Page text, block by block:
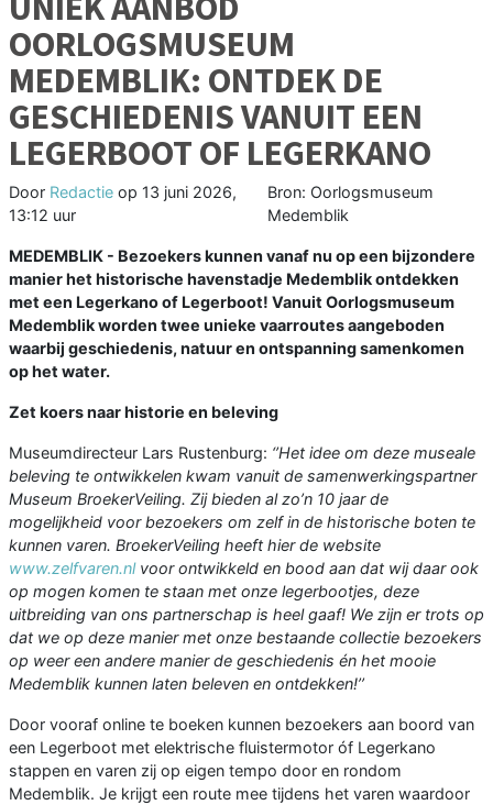
OORLOGSMUSEUM
MEDEMBLIK: ONTDEK DE
GESCHIEDENIS VANUIT EEN
LEGERBOOT OF LEGERKANO
Door Redactie op 13 juni 2026,
13:12 uur
Bron: Oorlogsmuseum
Medemblik
MEDEMBLIK - Bezoekers kunnen vanaf nu op een bijzondere
manier het historische havenstadje Medemblik ontdekken
met een Legerkano of Legerboot! Vanuit Oorlogsmuseum
Medemblik worden twee unieke vaarroutes aangeboden
waarbij geschiedenis, natuur en ontspanning samenkomen
op het water.
Zet koers naar historie en beleving
Museumdirecteur Lars Rustenburg: ‘’Het idee om deze museale
beleving te ontwikkelen kwam vanuit de samenwerkingspartner
Museum BroekerVeiling. Zij bieden al zo’n 10 jaar de
mogelijkheid voor bezoekers om zelf in de historische boten te
kunnen varen. BroekerVeiling heeft hier de website
www.zelfvaren.nlvoor ontwikkeld en bood aan dat wij daar ook
op mogen komen te staan met onze legerbootjes, deze
uitbreiding van ons partnerschap is heel gaaf! We zijn er trots op
dat we op deze manier met onze bestaande collectie bezoekers
op weer een andere manier de geschiedenis én het mooie
Medemblik kunnen laten beleven en ontdekken!’’
Door vooraf online te boeken kunnen bezoekers aan boord van
een Legerboot met elektrische fluistermotor óf Legerkano
stappen en varen zij op eigen tempo door en rondom
Medemblik. Je krijgt een route mee tijdens het varen waardoor